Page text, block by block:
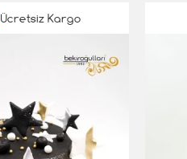
Ücretsiz Kargo